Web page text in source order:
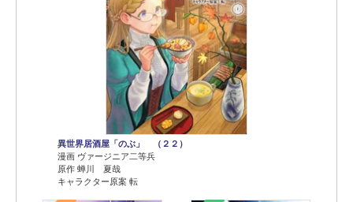
異世界居酒屋「のぶ」 （２２）
漫画 ヴァージニア二等兵
原作 蝉川 夏哉
キャラクター原案 転